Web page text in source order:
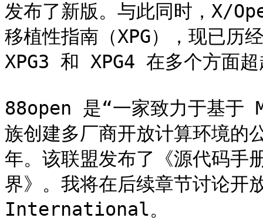
发布了新版。与此同时，X/
移植性指南（XPG），现已历
XPG3 和 XPG4 在多个方面
88open 是“一家致力于基
族创建多厂商开放计算环境
年。该联盟发布了《源代码手
界》。我将在后续章节讨论开
International。